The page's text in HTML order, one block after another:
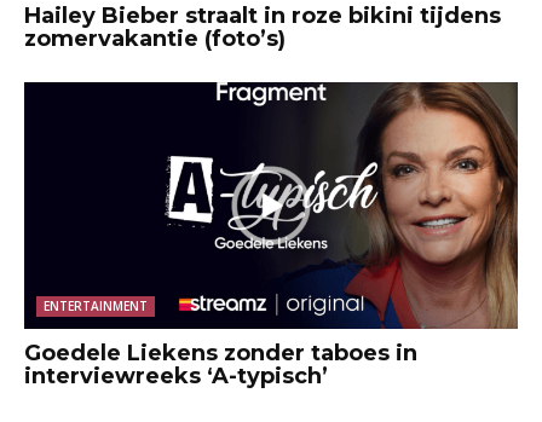
Hailey Bieber straalt in roze bikini tijdens
zomervakantie (foto’s)
ENTERTAINMENT
Goedele Liekens zonder taboes in
interviewreeks ‘A-typisch’